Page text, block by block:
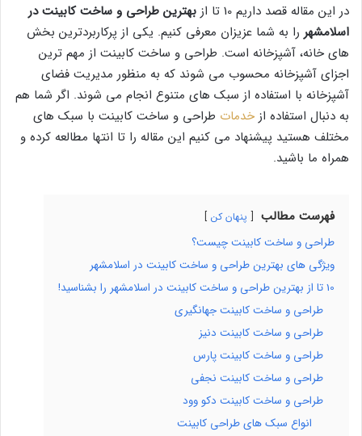
در این مقاله قصد داریم 10 تا از
بهترین طراحی و ساخت کابینت در
اسلامشهر را به شما عزیزان معرفی کنیم. یکی از پرکاربردترین بخش
های خانه، آشپزخانه است. طراحی و ساخت کابینت از مهم ترین
اجزای آشپزخانه محسوب می شوند که به منظور مدیریت فضای
آشپزخانه با استفاده از سبک های متنوع انجام می شوند. اگر شما هم
به دنبال استفاده از خدمات طراحی و ساخت کابینت با سبک های
مختلف هستید پیشنهاد می کنیم این مقاله را تا انتها مطالعه کرده و
همراه ما باشید.
فهرست مطالب پنهان کن
طراحی و ساخت کابینت چیست؟
ویژگی های بهترین طراحی و ساخت کابینت در اسلامشهر
10 تا از بهترین طراحی و ساخت کابینت در اسلامشهر را بشناسید!
طراحی و ساخت کابینت جهانگیری
طراحی و ساخت کابینت دنیز
طراحی و ساخت کابینت پارس
طراحی و ساخت کابینت نجفی
طراحی و ساخت کابینت دکو وود
انواع سبک های طراحی کابینت